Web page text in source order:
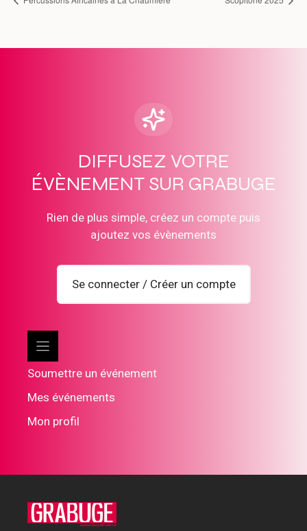
DIFFUSEZ VOTRE
ÉVÈNEMENT SUR GRABUGE
Rien de plus simple, créez un compte puis
ajoutez vos évènements
Se connecter / Créer un compte
Soumettre un événement
Mes événements
Mon profil